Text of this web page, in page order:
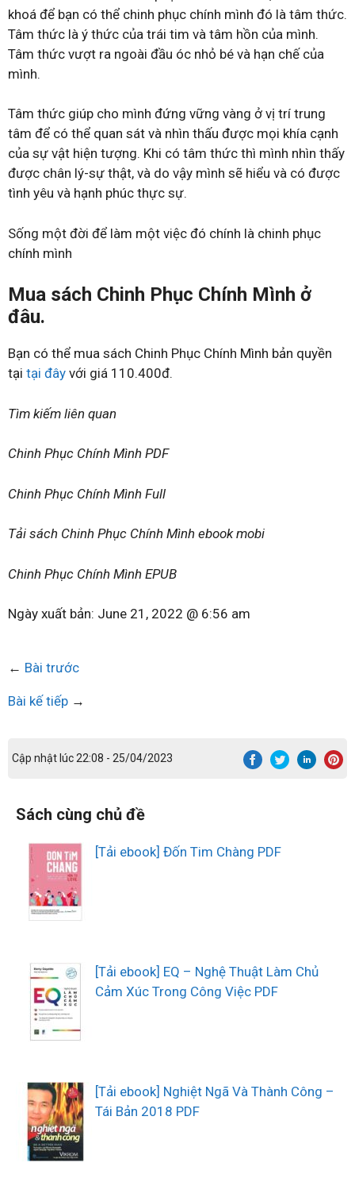
khoá để bạn có thể chinh phục chính mình đó là tâm thức.
Tâm thức là ý thức của trái tim và tâm hồn của mình.
Tâm thức vượt ra ngoài đầu óc nhỏ bé và hạn chế của
mình.
Tâm thức giúp cho mình đứng vững vàng ở vị trí trung
tâm để có thể quan sát và nhìn thấu được mọi khía cạnh
của sự vật hiện tượng. Khi có tâm thức thì mình nhìn thấy
được chân lý-sự thật, và do vậy mình sẽ hiểu và có được
tình yêu và hạnh phúc thực sự.
Sống một đời để làm một việc đó chính là chinh phục
chính mình
Mua sách Chinh Phục Chính Mình ở
đâu.
Bạn có thể mua sách Chinh Phục Chính Mình bản quyền
tại tại đây với giá 110.400đ.
Tìm kiếm liên quan
Chinh Phục Chính Mình PDF
Chinh Phục Chính Mình Full
Tải sách Chinh Phục Chính Mình ebook mobi
Chinh Phục Chính Mình EPUB
Ngày xuất bản: June 21, 2022 @ 6:56 am
← Bài trước
Bài kế tiếp →
Cập nhật lúc 22:08 - 25/04/2023
Sách cùng chủ đề
[Tải ebook] Đốn Tim Chàng PDF
[Tải ebook] EQ – Nghệ Thuật Làm Chủ
Cảm Xúc Trong Công Việc PDF
[Tải ebook] Nghiệt Ngã Và Thành Công –
Tái Bản 2018 PDF